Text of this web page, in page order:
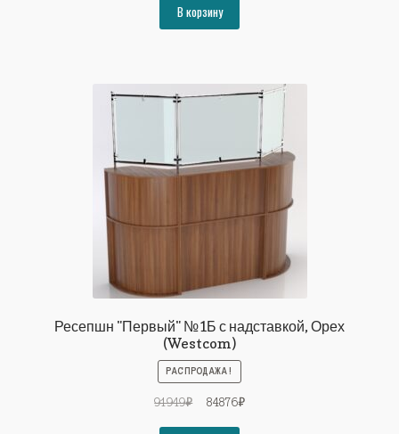
составляла
77360₽.
В корзину
Ресепшн "Первый" №1Б с надставкой, Орех
(Westcom)
РАСПРОДАЖА!
91949₽
Первоначальная
84876₽Текущая